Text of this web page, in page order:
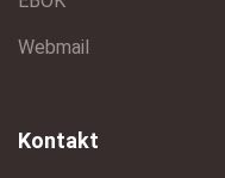
Webmail
Kontakt